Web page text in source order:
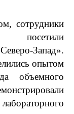
сотрудники
посетили
Запад».
опытом
объемного